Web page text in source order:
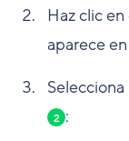
Haz clic
aparece
2 :